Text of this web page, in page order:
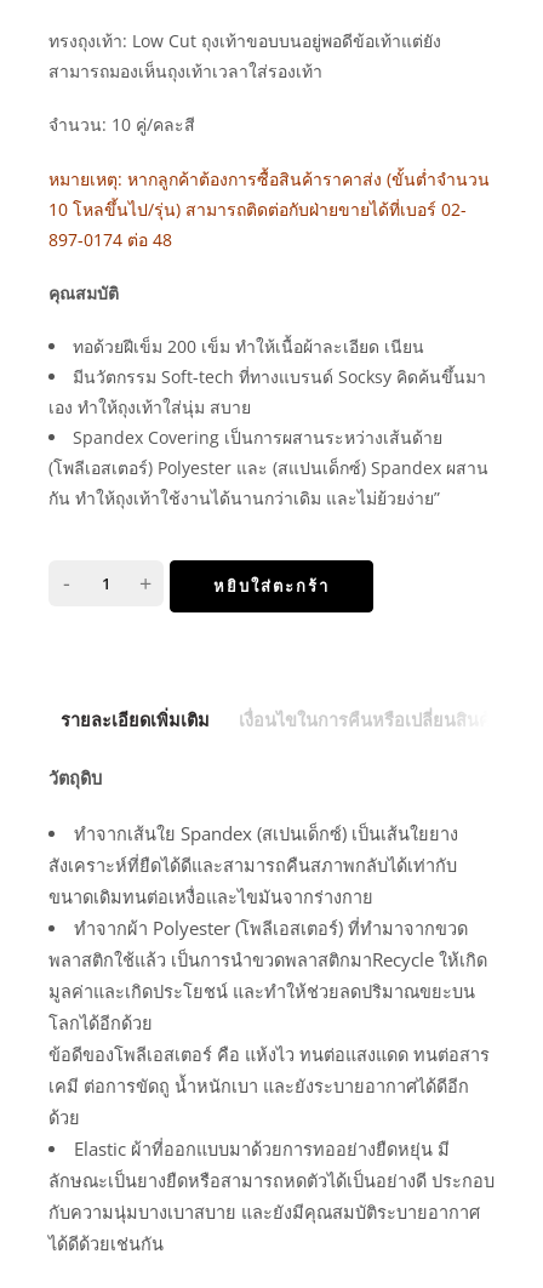
ทรงถุงเท้า: Low Cut ถุงเท้าขอบบนอยู่พอดีข้อเท้าแต่ยัง
สามารถมองเห็นถุงเท้าเวลาใส่รองเท้า
จำนวน: 10 คู่/คละสี
หมายเหตุ: หากลูกค้าต้องการซื้อสินค้าราคาส่ง (ขั้นต่ำจำนวน
10 โหลขึ้นไป/รุ่น) สามารถติดต่อกับฝ่ายขายได้ที่เบอร์ 02-
897-0174 ต่อ 48
คุณสมบัติ
ทอด้วยฝีเข็ม 200 เข็ม ทำให้เนื้อผ้าละเอียด เนียน
มีนวัตกรรม Soft-tech ที่ทางแบรนด์ Socksy คิดค้นขึ้นมา
เอง ทำให้ถุงเท้าใส่นุ่ม สบาย
Spandex Covering เป็นการผสานระหว่างเส้นด้าย
(โพลีเอสเตอร์) Polyester และ (สแปนเด็กซ์) Spandex ผสาน
กัน ทำให้ถุงเท้าใช้งานได้นานกว่าเดิม และไม่ย้วยง่าย”
+
- หยิบใส่ตะกร้า
รายละเอียดเพิ่มเติม เงื่อนไขในการคืนหรือเปลี่ยนสินค้า
วัตถุดิบ
ทำจากเส้นใย Spandex (สเปนเด็กซ์) เป็นเส้นใยยาง
สังเคราะห์ที่ยืดได้ดีและสามารถคืนสภาพกลับได้เท่ากับ
ขนาดเดิมทนต่อเหงื่อและไขมันจากร่างกาย
ทำจากผ้า Polyester (โพลีเอสเตอร์) ที่ทำมาจากขวด
พลาสติกใช้แล้ว เป็นการนำขวดพลาสติกมาRecycle ให้เกิด
มูลค่าและเกิดประโยชน์ และทำให้ช่วยลดปริมาณขยะบน
โลกได้อีกด้วย
ข้อดีของโพลีเอสเตอร์ คือ แห้งไว ทนต่อแสงแดด ทนต่อสาร
เคมี ต่อการขัดถู น้ำหนักเบา และยังระบายอากาศได้ดีอีก
ด้วย
Elastic ผ้าที่ออกแบบมาด้วยการทออย่างยืดหยุ่น มี
ลักษณะเป็นยางยืดหรือสามารถหดตัวได้เป็นอย่างดี ประกอบ
กับความนุ่มบางเบาสบาย และยังมีคุณสมบัติระบายอากาศ
ได้ดีด้วยเช่นกัน